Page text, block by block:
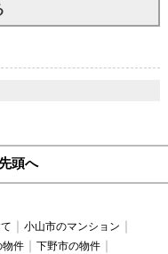
頭へ
小山市のマンション
物件
下野市の物件